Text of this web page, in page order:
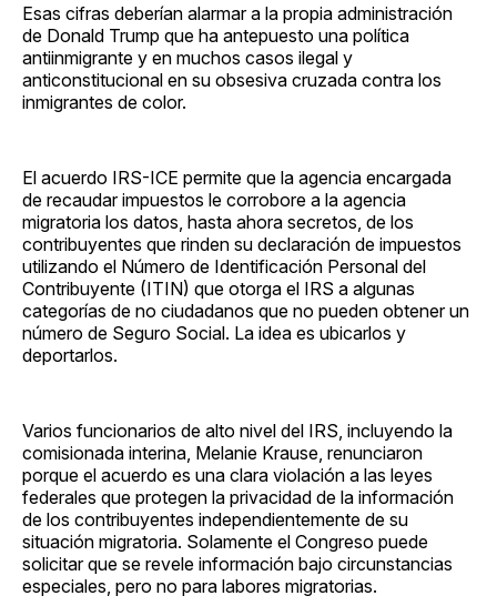
Esas cifras deberían alarmar a la propia administración
de Donald Trump que ha antepuesto una política
antiinmigrante y en muchos casos ilegal y
anticonstitucional en su obsesiva cruzada contra los
inmigrantes de color.
El acuerdo IRS-ICE permite que la agencia encargada
de recaudar impuestos le corrobore a la agencia
migratoria los datos, hasta ahora secretos, de los
contribuyentes que rinden su declaración de impuestos
utilizando el Número de Identificación Personal del
Contribuyente (ITIN) que otorga el IRS a algunas
categorías de no ciudadanos que no pueden obtener un
número de Seguro Social. La idea es ubicarlos y
deportarlos.
Varios funcionarios de alto nivel del IRS, incluyendo la
comisionada interina, Melanie Krause, renunciaron
porque el acuerdo es una clara violación a las leyes
federales que protegen la privacidad de la información
de los contribuyentes independientemente de su
situación migratoria. Solamente el Congreso puede
solicitar que se revele información bajo circunstancias
especiales, pero no para labores migratorias.